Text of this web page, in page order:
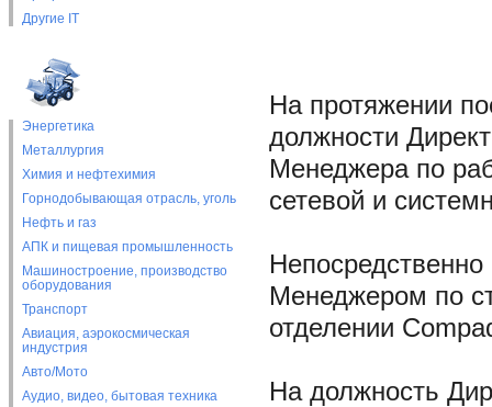
Другие IT
Энергетика
Металлургия
Химия и нефтехимия
Горнодобывающая отрасль, уголь
Нефть и газ
АПК и пищевая промышленность
Машиностроение, производство
оборудования
Транспорт
Авиация, аэрокосмическая
индустрия
Авто/Мото
Аудио, видео, бытовая техника
На протяжении
должности
Менеджера по
сетевой и
Менеджером по
отделении
На должность